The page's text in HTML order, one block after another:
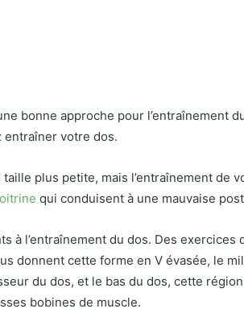
bonne approche pour l’entraînement
votre dos.
plus petite, mais l’entraînement de
qui conduisent à une mauvaise
à l’entraînement du dos. Des exercices
donnent cette forme en V évasée, le
du dos, et le bas du dos, cette
bobines de muscle.